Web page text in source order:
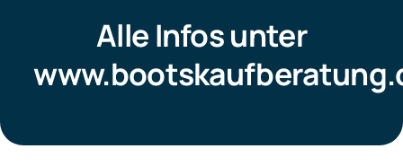
Alle Infos unter